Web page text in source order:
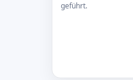
geführt.